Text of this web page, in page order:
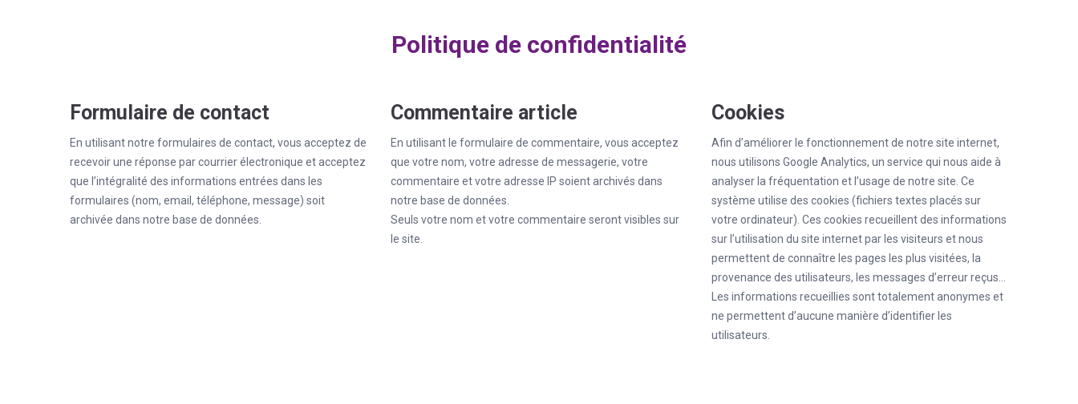
Politique de confidentialité
Formulaire de contact
En utilisant notre formulaires de contact, vous acceptez de
recevoir une réponse par courrier électronique et acceptez
que l’intégralité des informations entrées dans les
formulaires (nom, email, téléphone, message) soit
archivée dans notre base de données.
Commentaire article
En utilisant le formulaire de commentaire, vous acceptez
que votre nom, votre adresse de messagerie, votre
commentaire et votre adresse IP soient archivés dans
notre base de données.
Seuls votre nom et votre commentaire seront visibles sur
le site.
Cookies
Afin d’améliorer le fonctionnement de notre site internet,
nous utilisons Google Analytics, un service qui nous aide à
analyser la fréquentation et l’usage de notre site. Ce
système utilise des cookies (fichiers textes placés sur
votre ordinateur). Ces cookies recueillent des informations
sur l’utilisation du site internet par les visiteurs et nous
permettent de connaître les pages les plus visitées, la
provenance des utilisateurs, les messages d’erreur reçus…
Les informations recueillies sont totalement anonymes et
ne permettent d’aucune manière d’identifier les
utilisateurs.